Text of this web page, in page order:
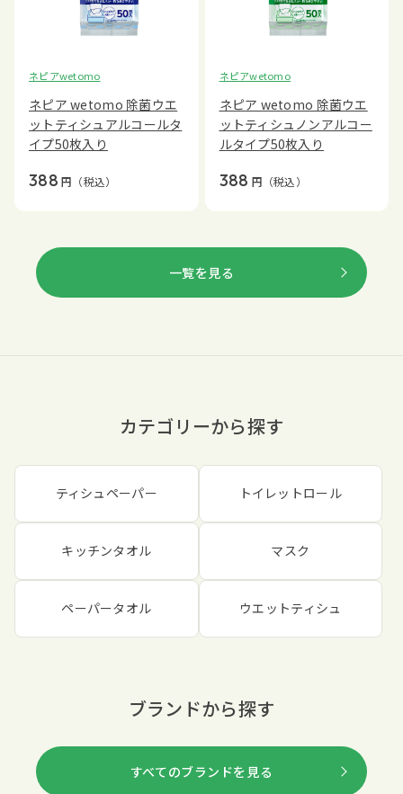
ネピアwetomo
ネピア wetomo 除菌ウエ
ットティシュアルコールタ
イプ50枚入り
388 円 （税込）
ネピアwetomo
ネピア wetomo 除菌ウエ
ットティシュノンアルコー
ルタイプ50枚入り
388 円 （税込）
一覧を見る
カテゴリーから探す
ティシュペーパー トイレットロール
キッチンタオル マスク
ペーパータオル ウエットティシュ
ブランドから探す
すべてのブランドを見る